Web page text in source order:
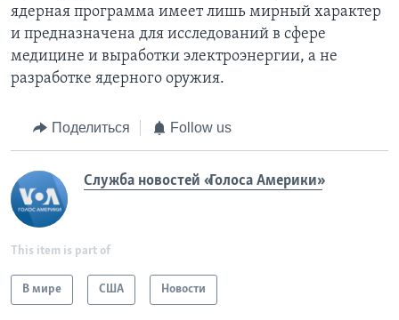
ядерная программа имеет лишь мирный характер
и предназначена для исследований в сфере
медицине и выработки электроэнергии, а не
разработке ядерного оружия.
Поделиться Follow us
Служба новостей «Голоса Америки»
This item is part of
В мире США Новости